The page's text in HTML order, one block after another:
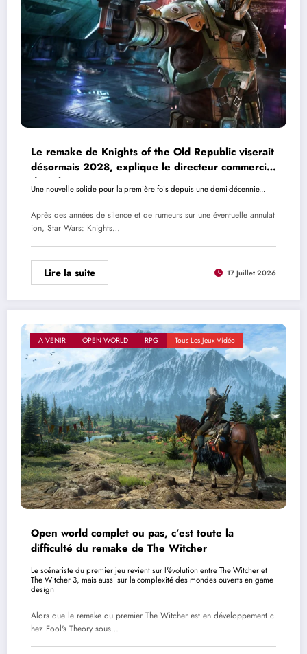
Le remake de Knights of the Old Republic viserait
désormais 2028, explique le directeur commercial
de Saber Interactive
Une nouvelle solide pour la première fois depuis une demi-décennie...
Après des années de silence et de rumeurs sur une éventuelle annulat
ion, Star Wars: Knights…
Lire la suite 17 Juillet 2026
A VENIR OPEN WORLD RPG Tous Les Jeux Vidéo
Open world complet ou pas, c’est toute la
difficulté du remake de The Witcher
Le scénariste du premier jeu revient sur l'évolution entre The Witcher et
The Witcher 3, mais aussi sur la complexité des mondes ouverts en game
design
Alors que le remake du premier The Witcher est en développement c
hez Fool's Theory sous…